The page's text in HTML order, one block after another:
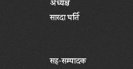
अध्यक्ष
सारदा घर्ति
सह-सम्पादक